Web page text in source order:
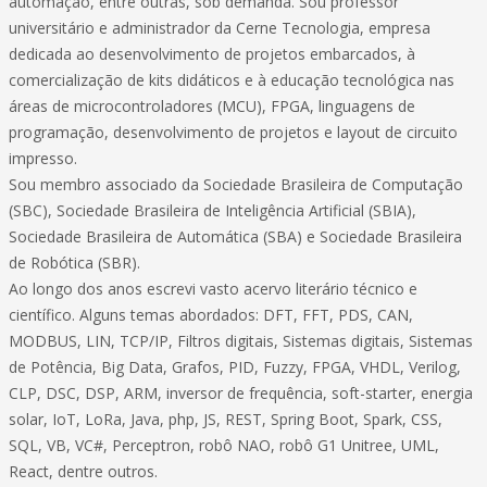
universitário e administrador da Cerne Tecnologia, empresa
dedicada ao desenvolvimento de projetos embarcados, à
comercialização de kits didáticos e à educação tecnológica nas
áreas de microcontroladores (MCU), FPGA, linguagens de
programação, desenvolvimento de projetos e layout de circuito
impresso.
Sou membro associado da Sociedade Brasileira de Computação
(SBC), Sociedade Brasileira de Inteligência Artificial (SBIA),
Sociedade Brasileira de Automática (SBA) e Sociedade Brasileira
de Robótica (SBR).
Ao longo dos anos escrevi vasto acervo literário técnico e
científico. Alguns temas abordados: DFT, FFT, PDS, CAN,
MODBUS, LIN, TCP/IP, Filtros digitais, Sistemas digitais, Sistemas
de Potência, Big Data, Grafos, PID, Fuzzy, FPGA, VHDL, Verilog,
CLP, DSC, DSP, ARM, inversor de frequência, soft-starter, energia
solar, IoT, LoRa, Java, php, JS, REST, Spring Boot, Spark, CSS,
SQL, VB, VC#, Perceptron, robô NAO, robô G1 Unitree, UML,
React, dentre outros.